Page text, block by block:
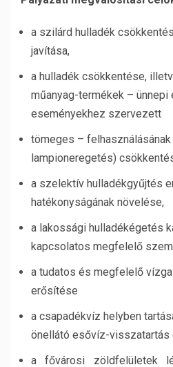
a szilárd hulladék
javítása,
a hulladék csökkentése,
műanyag-termékek – ünnepi
eseményekhez szervezett
tömeges –
lampioneregetés)
a szelektív hulladékgyűjtés
hatékonyságának növelése,
a lakossági hulladékégetés
kapcsolatos megfelelő
a tudatos és megfelelő
erősítése
a csapadékvíz helyben
önellátó esővíz-visszatartás
a fővárosi zöldfelületek